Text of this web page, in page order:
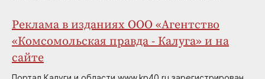
Реклама в изданиях ООО «Агентство
«Комсомольская правда - Калуга» и на
сайте